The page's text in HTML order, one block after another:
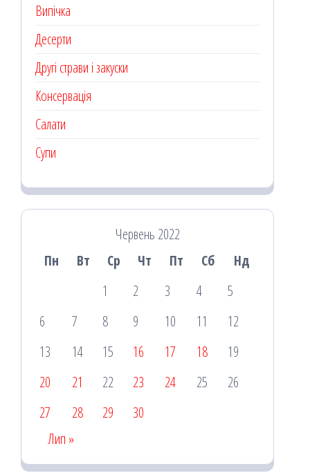
Випічка
Десерти
Другі страви і закуски
Консервація
Салати
Супи
Червень 2022
Пн
Вт Ср Чт Пт Сб
Нд
1
2 3 4
5
6
7 8 9 10 11
12
13
14 15 16 17 18
19
20
21 22 23 24 25
26
27
28 29
30
Лип »